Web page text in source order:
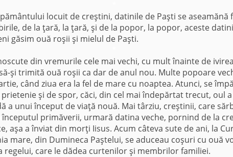
locuit de creştini, datinile de Paşti se
de la ţară, la ţară, şi de la popor, la popor, aceste
găsim ouă roşii şi mielul de Paşti.
din vremurile cele mai vechi, cu mult înainte de
şi trimită ouă roşii ca dar de anul nou. Multe popoare
când ziua era la fel de mare cu noaptea. Atunci, se
şi de spor, căci, din cel mai îndepărtat trecut, oul
a unui început de viaţă nouă. Mai târziu, creştinii, care
începutul primăverii, urmară datina veche, pornind de la
aşa a înviat din morţi Iisus. Acum câ­teva sute de ani, la
mare, din Dumineca Paştelui, se aduceau coşuri cu ouă
regelui, care le dădea curtenilor şi membrilor familiei.